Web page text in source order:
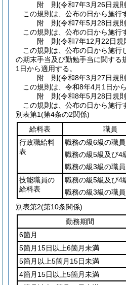
附 則(令和7年3月26日規
この規則は、公布の日から施行
附 則(令和7年5月28日規
この規則は、公布の日から施行
附 則(令和7年12月22日規
この規則は、公布の日から施行
の期末手当及び勤勉手当に関する
1日から適用する。
附 則(令和8年3月27日規
この規則は、令和8年4月1日か
附 則(令和8年5月28日規
この規則は、公布の日から施行
別表第1(第4条の2関係)
給料表
職員
行政職給料
表
職務の級6級の職員
職務の級5級及び4
職務の級3級の職員
技能職員の
給料表
職務の級5級及び4
職務の級3級の職員
別表第2(第10条関係)
勤務期間
6箇月
5箇月15日以上6箇月未満
5箇月以上5箇月15日未満
4箇月15日以上5箇月未満